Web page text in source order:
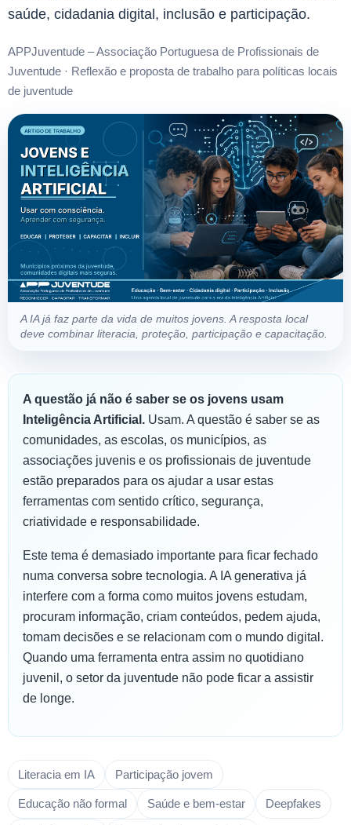
saúde, cidadania digital, inclusão e participação.
APPJuventude – Associação Portuguesa de Profissionais de
Juventude · Reflexão e proposta de trabalho para políticas locais
de juventude
A IA já faz parte da vida de muitos jovens. A resposta local
deve combinar literacia, proteção, participação e capacitação.
A questão já não é saber se os jovens usam
Inteligência Artificial. Usam. A questão é saber se as
comunidades, as escolas, os municípios, as
associações juvenis e os profissionais de juventude
estão preparados para os ajudar a usar estas
ferramentas com sentido crítico, segurança,
criatividade e responsabilidade.
Este tema é demasiado importante para ficar fechado
numa conversa sobre tecnologia. A IA generativa já
interfere com a forma como muitos jovens estudam,
procuram informação, criam conteúdos, pedem ajuda,
tomam decisões e se relacionam com o mundo digital.
Quando uma ferramenta entra assim no quotidiano
juvenil, o setor da juventude não pode ficar a assistir
de longe.
Literacia em IA Participação jovem
Educação não formal Saúde e bem-estar Deepfakes